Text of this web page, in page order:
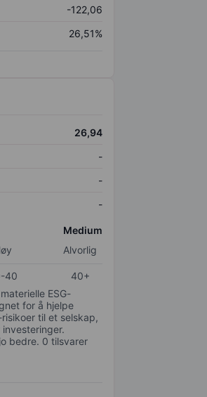
-122,06
26,51%
26,94
-
-
-
Medium
Alvorlig
40
40+
ESG-
for å hjelpe
til et selskap,
bedre. 0 tilsvarer